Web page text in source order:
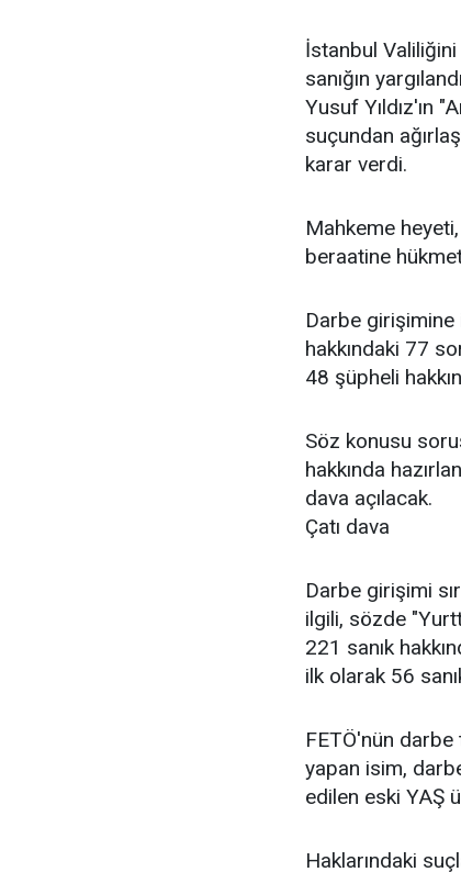
İstanbul
sanığın
Yusuf Yıldız'ın
suçundan
karar verdi.
Mahkeme
beraatine
Darbe
hakkındaki 77
48 şüpheli
Söz konusu
hakkında
dava açılacak.
Çatı dava
Darbe girişimi
ilgili, sözde
221 sanık
ilk olarak 56
FETÖ'nün darbe
yapan isim,
edilen eski YAŞ
Haklarındaki